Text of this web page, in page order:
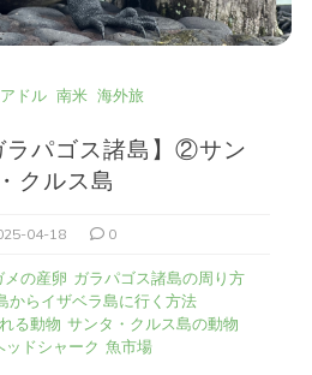
ドル 南米 海外旅
ラパゴス諸島】②サン
クルス島
04-18 0
メの産卵 ガラパゴス諸島の周り方
からイザベラ島に行く方法
る動物 サンタ・クルス島の動物
ッドシャーク 魚市場